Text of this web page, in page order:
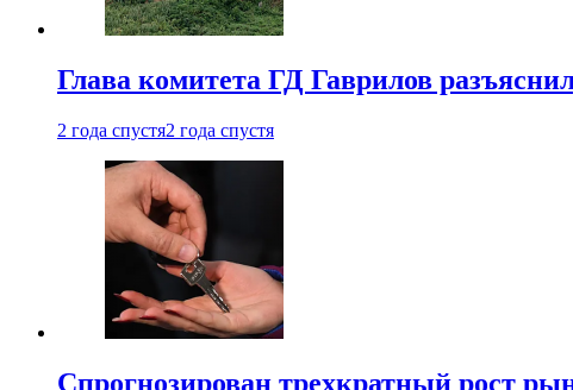
Глава комитета ГД Гаврилов
2 года спустя2 года спустя
Спрогнозирован трехкратный рост